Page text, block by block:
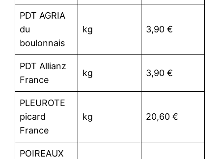
PDT AGRIA
du
boulonnais
kg 3,90 €
PDT Allianz
France
kg 3,90 €
PLEUROTE
picard
France
kg 20,60 €
POIREAUX